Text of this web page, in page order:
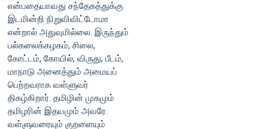
என்பதையாவது சந்தேகத்துக்கு
இடமின்றி நிறுவிவிட்டோமா
என்றால்‌ அதுவுமில்லை. இருந்தும்‌
பல்கலைக்கழகம்‌, சிலை,
கோட்டம்‌, கோயில்‌, விருது, பீடம்‌,
மாநாடு அனைத்தும்‌ அமையப்‌
பெற்றவராக வள்ளுவர்‌
திகழ்கிறார்‌. தமிழின்‌ முகமும்‌
தமிழரின்‌ இதயமும்‌ அவரே.
வள்ளுவரையும்‌ குறளையும்‌